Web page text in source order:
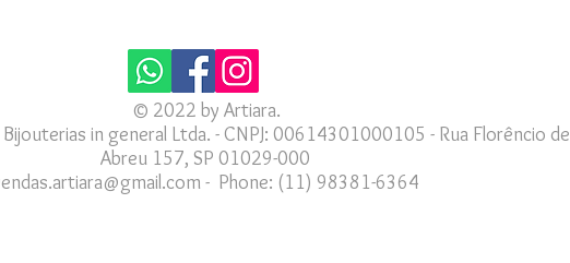
© 2022 by Artiara.
in general Ltda. - CNPJ: 00614301000105 - Rua Florêncio de
Abreu 157, SP 01029-000
- Phone: (11) 98381-6364